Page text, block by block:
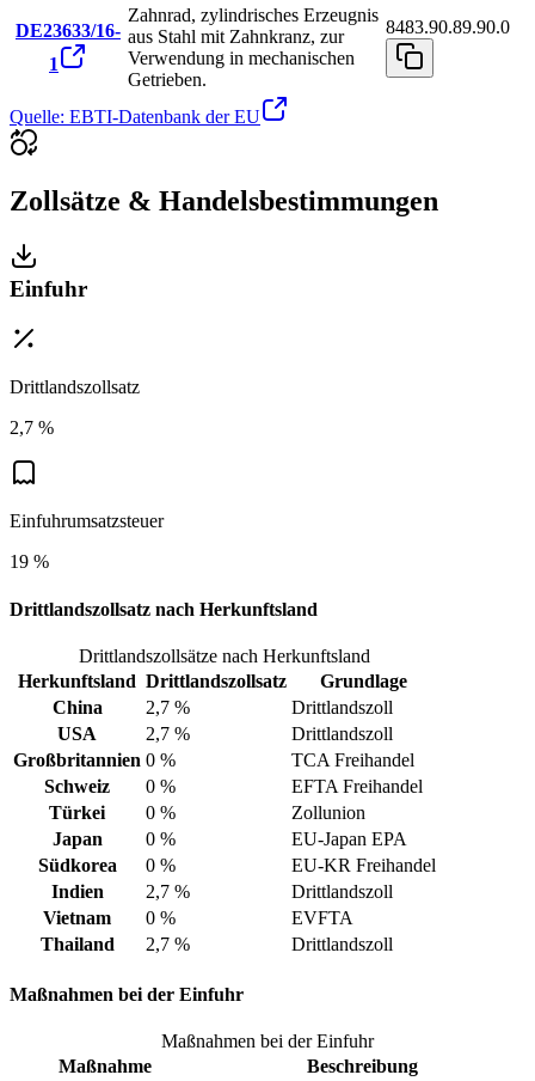
DE23633/16-
1
Zahnrad, zylindrisches Erzeugnis
aus Stahl mit Zahnkranz, zur
Verwendung in mechanischen
Getrieben.
8483.90.89.90.0
Quelle: EBTI-Datenbank der EU
Zollsätze & Handelsbestimmungen
Einfuhr
Drittlandszollsatz
2,7 %
Einfuhrumsatzsteuer
19 %
Drittlandszollsatz nach Herkunftsland
Drittlandszollsätze nach Herkunftsland
Herkunftsland Drittlandszollsatz
Grundlage
China
2,7 %
Drittlandszoll
USA
2,7 %
Drittlandszoll
Großbritannien 0 %
TCA Freihandel
Schweiz
0 %
EFTA Freihandel
Türkei
0 %
Zollunion
Japan
0 %
EU-Japan EPA
Südkorea
0 %
EU-KR Freihandel
Indien
2,7 %
Drittlandszoll
Vietnam
0 %
EVFTA
Thailand
2,7 % Drittlandszoll
Maßnahmen bei der Einfuhr
Maßnahmen bei der Einfuhr
Maßnahme
Beschreibung